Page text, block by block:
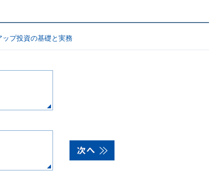
プ投資の基礎と実務